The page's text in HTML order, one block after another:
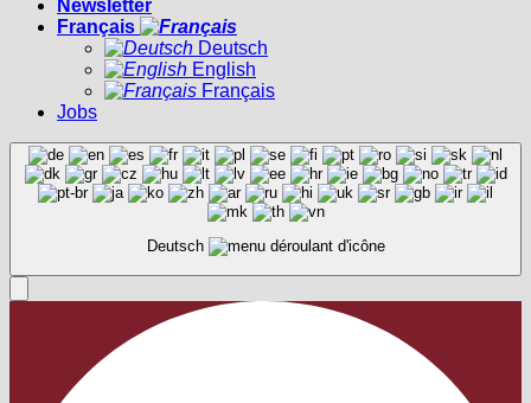
Newsletter
Français
Deutsch
English
Français
Jobs
Deutsch